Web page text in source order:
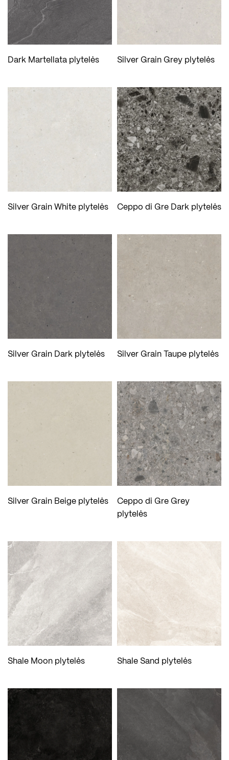
Dark Martellata plytelės Silver Grain Grey plytelės
Silver Grain White plytelės Ceppo di Gre Dark plytelės
Silver Grain Dark plytelės Silver Grain Taupe plytelės
Silver Grain Beige plytelės
Ceppo di Gre Grey
plytelės
Shale Moon plytelės Shale Sand plytelės